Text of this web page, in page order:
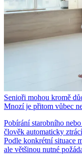
Senioři mohou kromě
Mnozí je přitom vůbec
Pobírání starobního
člověk automaticky
Podle konkrétní situace
ale většinou nutné